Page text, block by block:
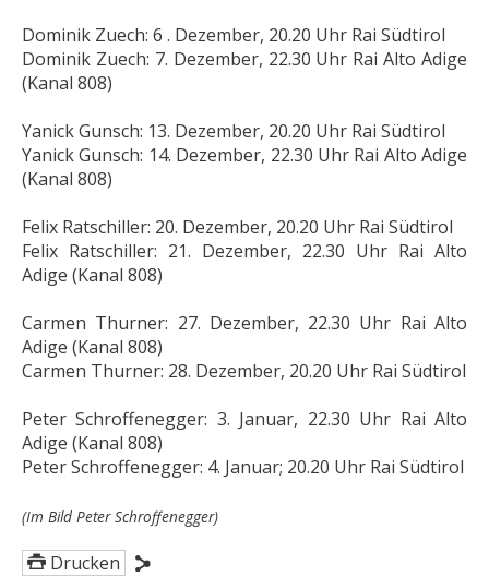
Dominik Zuech: 6 . Dezember, 20.20 Uhr Rai Südtirol
Dominik Zuech: 7. Dezember, 22.30 Uhr Rai Alto Adige
(Kanal 808)
Yanick Gunsch: 13. Dezember, 20.20 Uhr Rai Südtirol
Yanick Gunsch: 14. Dezember, 22.30 Uhr Rai Alto Adige
(Kanal 808)
Felix Ratschiller: 20. Dezember, 20.20 Uhr Rai Südtirol
Felix Ratschiller: 21. Dezember, 22.30 Uhr Rai Alto
Adige (Kanal 808)
Carmen Thurner: 27. Dezember, 22.30 Uhr Rai Alto
Adige (Kanal 808)
Carmen Thurner: 28. Dezember, 20.20 Uhr Rai Südtirol
Peter Schroffenegger: 3. Januar, 22.30 Uhr Rai Alto
Adige (Kanal 808)
Peter Schroffenegger: 4. Januar; 20.20 Uhr Rai Südtirol
(Im Bild Peter Schroffenegger)
Drucken